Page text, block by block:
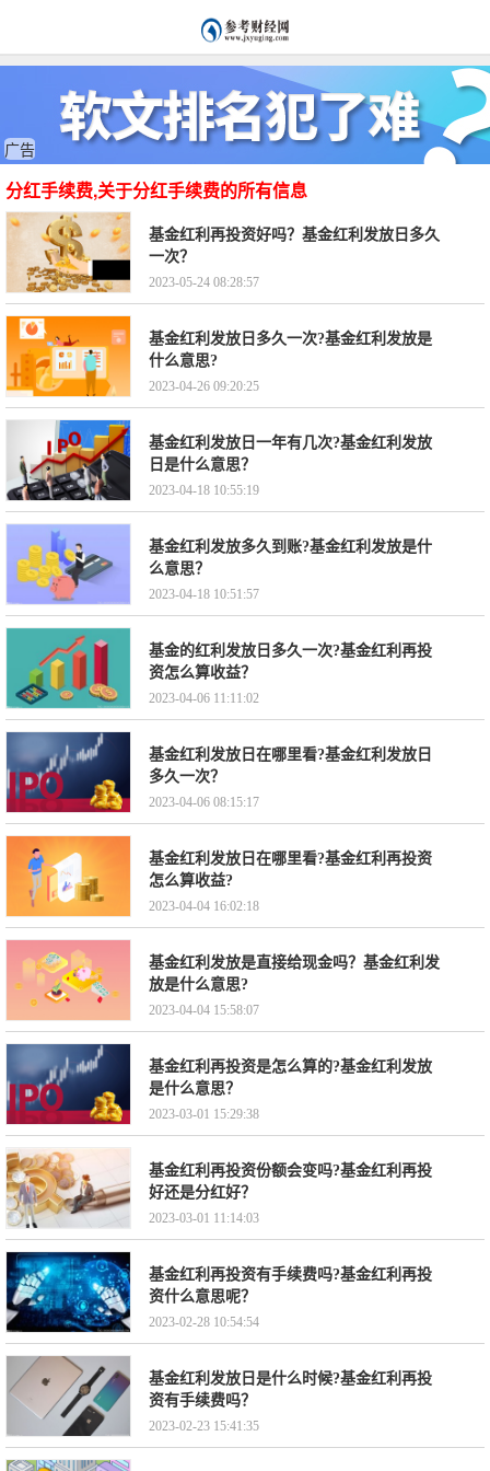
广告
分红手续费,关于分红手续费的所有信息
基金红利再投资好吗？基金红利发放日多久
一次？
2023-05-24 08:28:57
基金红利发放日多久一次?基金红利发放是
什么意思?
2023-04-26 09:20:25
基金红利发放日一年有几次?基金红利发放
日是什么意思？
2023-04-18 10:55:19
基金红利发放多久到账?基金红利发放是什
么意思？
2023-04-18 10:51:57
基金的红利发放日多久一次?基金红利再投
资怎么算收益？
2023-04-06 11:11:02
基金红利发放日在哪里看?基金红利发放日
多久一次？
2023-04-06 08:15:17
基金红利发放日在哪里看?基金红利再投资
怎么算收益?
2023-04-04 16:02:18
基金红利发放是直接给现金吗？基金红利发
放是什么意思?
2023-04-04 15:58:07
基金红利再投资是怎么算的?基金红利发放
是什么意思？
2023-03-01 15:29:38
基金红利再投资份额会变吗?基金红利再投
好还是分红好？
2023-03-01 11:14:03
基金红利再投资有手续费吗?基金红利再投
资什么意思呢？
2023-02-28 10:54:54
基金红利发放日是什么时候?基金红利再投
资有手续费吗？
2023-02-23 15:41:35